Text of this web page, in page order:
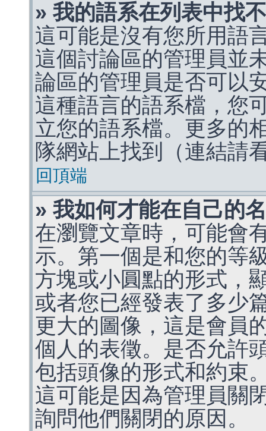
» 我的語系在列表中找
這可能是沒有您所用語
這個討論區的管理員並
論區的管理員是否可以
這種語言的語系檔，您
立您的語系檔。更多的
隊網站上找到（連結請
回頂端
» 我如何才能在自己的
在瀏覽文章時，可能會
示。第一個是和您的等
方塊或小圓點的形式，
或者您已經發表了多少
更大的圖像，這是會員
個人的表徵。是否允許
包括頭像的形式和約束
這可能是因為管理員關
詢問他們關閉的原因。